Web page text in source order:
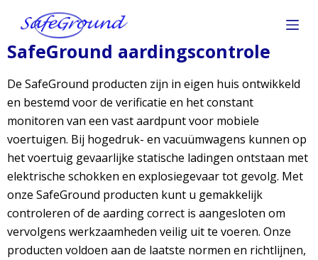
o
r
a
a
n
a
r
a
r
i
k
SafeGround aardingscontrole
De SafeGround producten zijn in eigen huis ontwikkeld
en bestemd voor de verificatie en het constant
monitoren van een vast aardpunt voor mobiele
voertuigen. Bij hogedruk- en vacuümwagens kunnen op
het voertuig gevaarlijke statische ladingen ontstaan met
elektrische schokken en explosiegevaar tot gevolg. Met
onze SafeGround producten kunt u gemakkelijk
controleren of de aarding correct is aangesloten om
vervolgens werkzaamheden veilig uit te voeren. Onze
producten voldoen aan de laatste normen en richtlijnen,